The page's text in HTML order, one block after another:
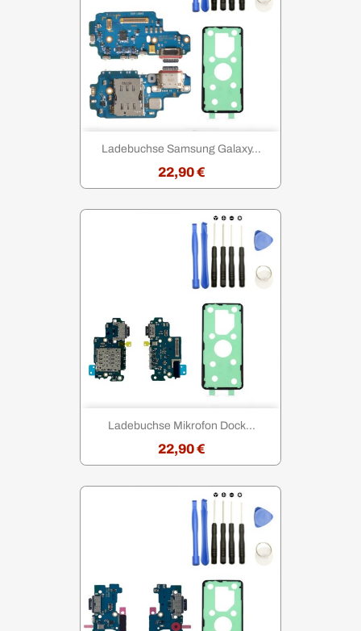
Ladebuchse Samsung Galaxy...
22,90 €
Ladebuchse Mikrofon Dock...
22,90 €